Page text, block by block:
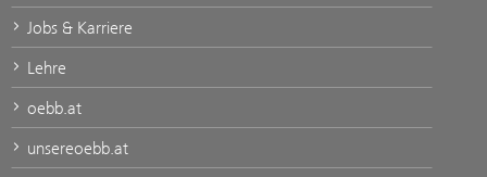
Jobs & Karriere
Lehre
oebb.at
unsereoebb.at